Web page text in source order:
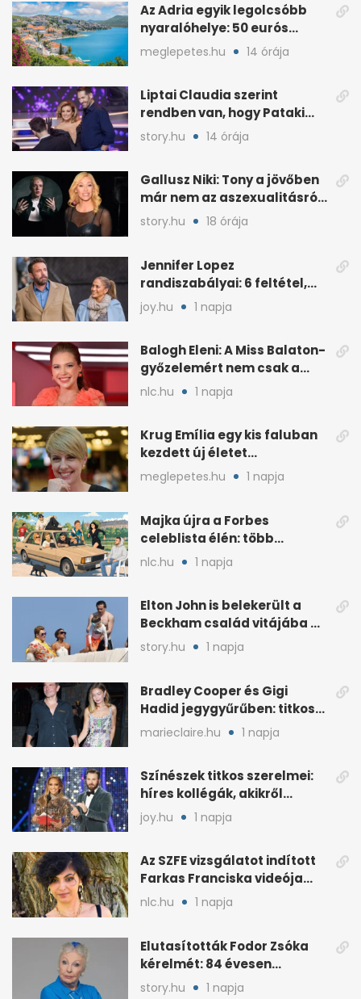
Az Adria egyik legolcsóbb
nyaralóhelye: 50 eurós
apartman, 1 eurós kávé
meglepetes.hu 14 órája
Liptai Claudia szerint
rendben van, hogy Pataki
Ádám más nőért rajong
story.hu 14 órája
Gallusz Niki: Tony a jövőben
már nem az aszexualitásról
ír dalt
story.hu 18 órája
Jennifer Lopez
randiszabályai: 6 feltétel,
amit a párjától elvár
joy.hu 1 napja
Balogh Eleni: A Miss Balaton-
győzelemért nem csak a
külseje számított
nlc.hu 1 napja
Krug Emília egy kis faluban
kezdett új életet
szakemberrel
meglepetes.hu 1 napja
Majka újra a Forbes
celeblista élén: több
váratlan név az
élmezőnyben
nlc.hu 1 napja
Elton John is belekerült a
Beckham család vitájába a
francia Riviérán
story.hu 1 napja
Bradley Cooper és Gigi
Hadid jegygyűrűben: titkos
esküvő jöhet szóba
marieclaire.hu 1 napja
Színészek titkos szerelmei:
híres kollégák, akikről
sokáig hallgattak
joy.hu 1 napja
Az SZFE vizsgálatot indított
Farkas Franciska videója
után
nlc.hu 1 napja
Elutasították Fodor Zsóka
kérelmét: 84 évesen
költöznie kell
story.hu 1 napja